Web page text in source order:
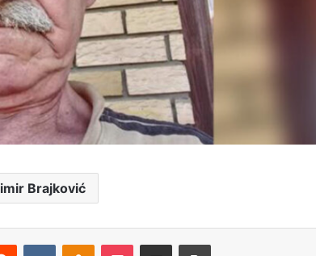
Brajković
Reddit VKontakteOdnoklassniki
Pocket Share via Email Print